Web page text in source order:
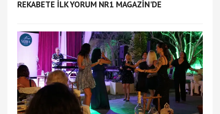
REKABETE İLK YORUM NR1 MAGAZİN'DE